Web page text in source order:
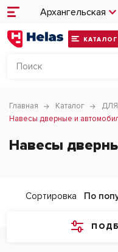
Архангельская
КАТАЛОГ
Главная Каталог
Навесы дверные и
Навесы
Сортировка